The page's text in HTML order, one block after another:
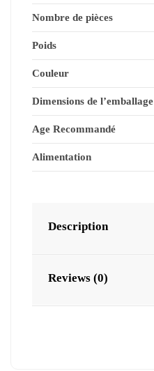
Nombre de pièces
Poids
Couleur
Dimensions de l’emballage
Age Recommandé
Alimentation
Description
Reviews (0)